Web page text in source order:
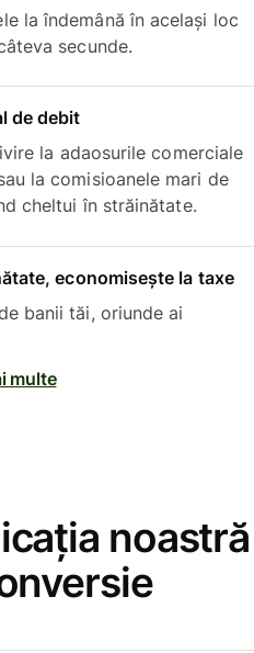
la îndemână în același loc
secunde.
de debit
la adaosurile comerciale
la comisioanele mari de
cheltui în străinătate.
economisește la taxe
banii tăi, oriunde ai
multe
noastră